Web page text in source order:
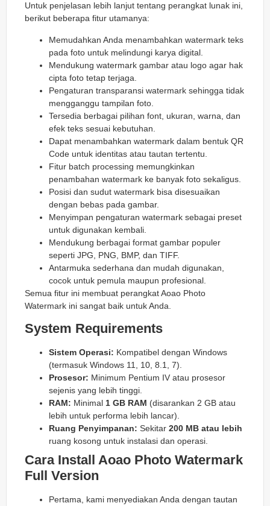
Untuk penjelasan lebih lanjut tentang perangkat lunak ini,
berikut beberapa fitur utamanya:
Memudahkan Anda menambahkan watermark teks
pada foto untuk melindungi karya digital.
Mendukung watermark gambar atau logo agar hak
cipta foto tetap terjaga.
Pengaturan transparansi watermark sehingga tidak
mengganggu tampilan foto.
Tersedia berbagai pilihan font, ukuran, warna, dan
efek teks sesuai kebutuhan.
Dapat menambahkan watermark dalam bentuk QR
Code untuk identitas atau tautan tertentu.
Fitur batch processing memungkinkan
penambahan watermark ke banyak foto sekaligus.
Posisi dan sudut watermark bisa disesuaikan
dengan bebas pada gambar.
Menyimpan pengaturan watermark sebagai preset
untuk digunakan kembali.
Mendukung berbagai format gambar populer
seperti JPG, PNG, BMP, dan TIFF.
Antarmuka sederhana dan mudah digunakan,
cocok untuk pemula maupun profesional.
Semua fitur ini membuat perangkat Aoao Photo
Watermark ini sangat baik untuk Anda.
System Requirements
Sistem Operasi: Kompatibel dengan Windows
(termasuk Windows 11, 10, 8.1, 7).
Prosesor: Minimum Pentium IV atau prosesor
sejenis yang lebih tinggi.
RAM: Minimal 1 GB RAM (disarankan 2 GB atau
lebih untuk performa lebih lancar).
Ruang Penyimpanan: Sekitar 200 MB atau lebih
ruang kosong untuk instalasi dan operasi.
Cara Install Aoao Photo Watermark
Full Version
Pertama, kami menyediakan Anda dengan tautan